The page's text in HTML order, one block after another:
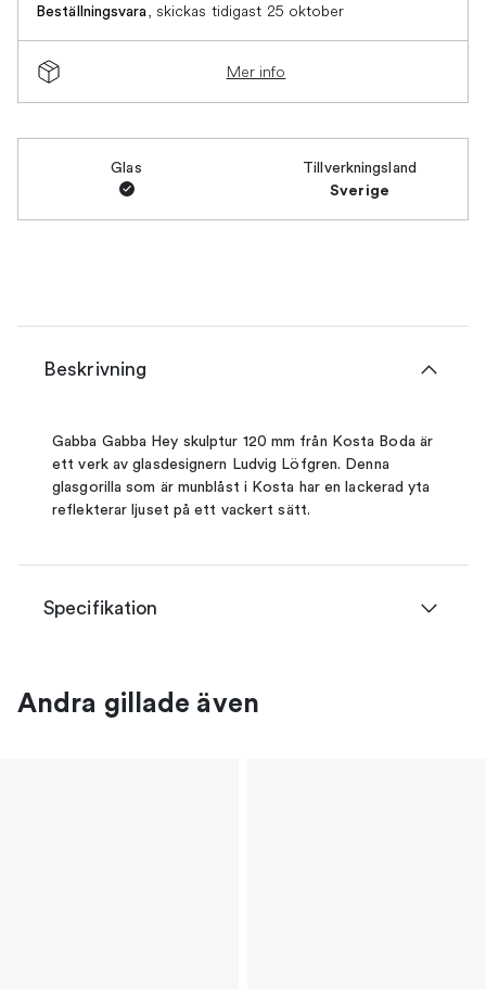
Beställningsvara, skickas tidigast 25 oktober
Mer info
Glas Tillverkningsland
Sverige
Beskrivning
Gabba Gabba Hey skulptur 120 mm från Kosta Boda är
ett verk av glasdesignern Ludvig Löfgren. Denna
glasgorilla som är munblåst i Kosta har en lackerad yta
reflekterar ljuset på ett vackert sätt.
Specifikation
Andra gillade även